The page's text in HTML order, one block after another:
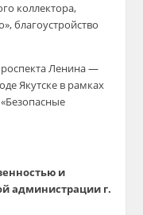
коллектора,
благоустройство
Ленина —
Якутске в рамках
и
администрации г.